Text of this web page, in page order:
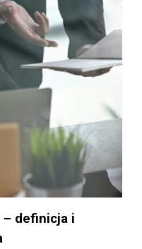
– definicja i